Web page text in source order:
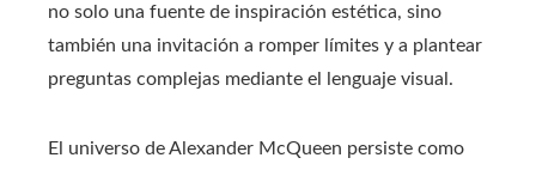
no solo una fuente de inspiración estética, sino
también una invitación a romper límites y a plantear
preguntas complejas mediante el lenguaje visual.
El universo de Alexander McQueen persiste como